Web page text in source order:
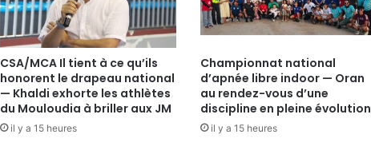
CSA/MCA Il tient à ce qu’ils
honorent le drapeau national
— Khaldi exhorte les athlètes
du Mouloudia à briller aux JM
il y a 15 heures
Championnat national
d’apnée libre indoor — Oran
au rendez-vous d’une
discipline en pleine évolution
il y a 15 heures